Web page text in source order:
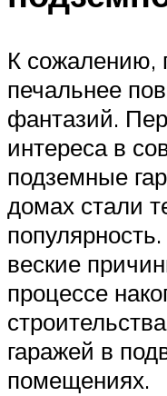
К сожалению,
печальнее
фантазий.
интереса в
подземные
домах стали
веские
процессе
гаражей в
помещениях.